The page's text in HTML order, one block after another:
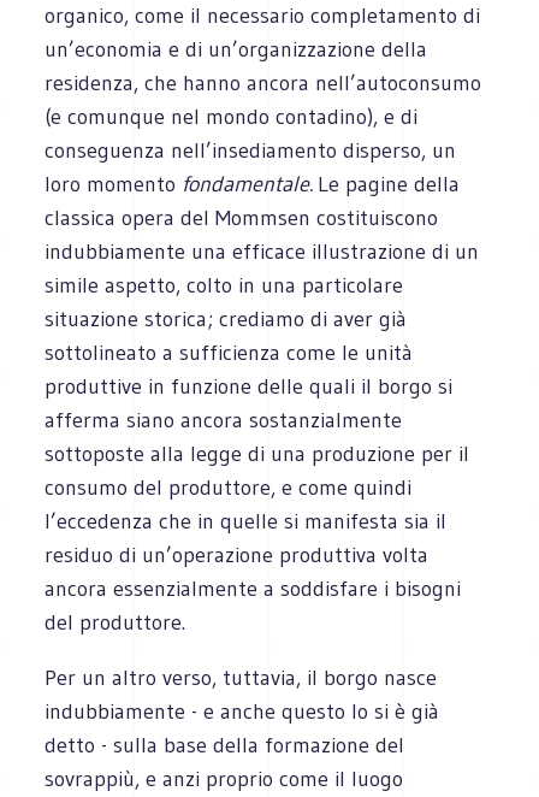
organico, come il necessario completamento di
un’economia e di un’organizzazione della
residenza, che hanno ancora nell’autoconsumo
(e comunque nel mondo contadino), e di
conseguenza nell’insediamento disperso, un
loro momento fondamentale. Le pagine della
classica opera del Mommsen costituiscono
indubbiamente una efficace illustrazione di un
simile aspetto, colto in una particolare
situazione storica; crediamo di aver già
sottolineato a sufficienza come le unità
produttive in funzione delle quali il borgo si
afferma siano ancora sostanzialmente
sottoposte alla legge di una produzione per il
consumo del produttore, e come quindi
l’eccedenza che in quelle si manifesta sia il
residuo di un’operazione produttiva volta
ancora essenzialmente a soddisfare i bisogni
del produttore.
Per un altro verso, tuttavia, il borgo nasce
indubbiamente - e anche questo lo si è già
detto - sulla base della formazione del
sovrappiù, e anzi proprio come il luogo